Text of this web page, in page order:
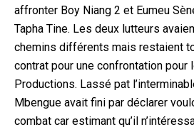
affronter Boy Niang 2 et Eumeu
Tapha Tine. Les deux lutteurs
chemins différents mais restaient
contrat pour une confrontation pour
Productions. Lassé pat
Mbengue avait fini par déclarer
combat car estimant qu’il